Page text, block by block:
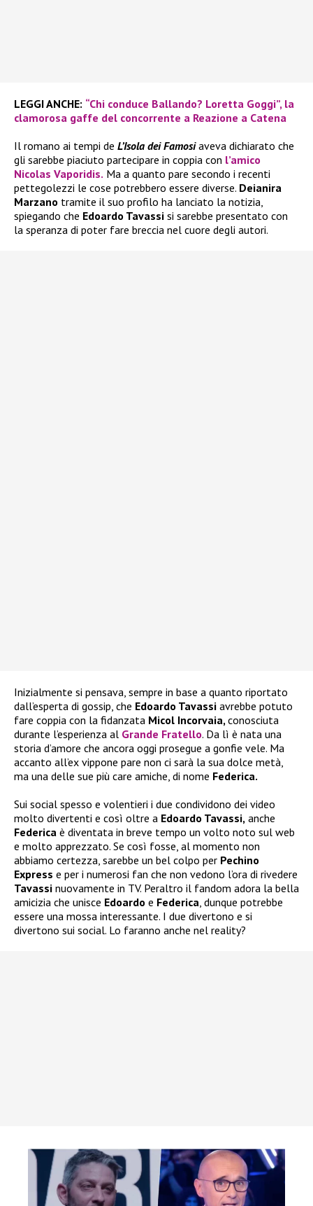
LEGGI ANCHE: “Chi conduce Ballando? Loretta Goggi”, la
clamorosa gaffe del concorrente a Reazione a Catena
Il romano ai tempi de L’Isola dei Famosiaveva dichiarato che
gli sarebbe piaciuto partecipare in coppia con l’amico
Nicolas Vaporidis. Ma a quanto pare secondo i recenti
pettegolezzi le cose potrebbero essere diverse. Deianira
Marzano tramite il suo profilo ha lanciato la notizia,
spiegando che Edoardo Tavassi si sarebbe presentato con
la speranza di poter fare breccia nel cuore degli autori.
Inizialmente si pensava, sempre in base a quanto riportato
dall’esperta di gossip, che Edoardo Tavassi avrebbe potuto
fare coppia con la fidanzata Micol Incorvaia, conosciuta
durante l’esperienza al Grande Fratello. Da lì è nata una
storia d’amore che ancora oggi prosegue a gonfie vele. Ma
accanto all’ex vippone pare non ci sarà la sua dolce metà,
ma una delle sue più care amiche, di nome Federica.
Sui social spesso e volentieri i due condividono dei video
molto divertenti e così oltre a Edoardo Tavassi, anche
Federica è diventata in breve tempo un volto noto sul web
e molto apprezzato. Se così fosse, al momento non
abbiamo certezza, sarebbe un bel colpo per Pechino
Express e per i numerosi fan che non vedono l’ora di rivedere
Tavassi nuovamente in TV. Peraltro il fandom adora la bella
amicizia che unisce Edoardo e Federica , dunque potrebbe
essere una mossa interessante. I due divertono e si
divertono sui social. Lo faranno anche nel reality?